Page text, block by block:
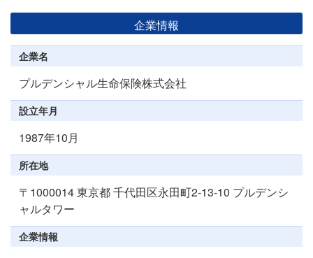
企業情報
企業名
プルデンシャル生命保険株式会社
設立年月
1987年10月
所在地
〒1000014 東京都 千代田区永田町2-13-10 プルデンシ
ャルタワー
企業情報